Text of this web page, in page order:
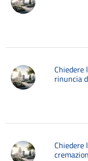
Chiedere
rinuncia